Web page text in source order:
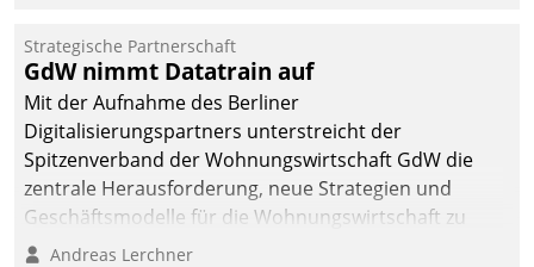
kommunale Wohnungsbauunternehmen daher
gemeinsam mit der Berliner Datatrain GmbH den
Teilprozess der Objektsanierung digitalisiert.
Strategische Partnerschaft
GdW nimmt Datatrain auf
Mit der Aufnahme des Berliner
Digitalisierungspartners unterstreicht der
Spitzenverband der Wohnungswirtschaft GdW die
zentrale Herausforderung, neue Strategien und
Geschäftsmodelle für die Wohnungswirtschaft zu
entwickeln.
Andreas Lerchner